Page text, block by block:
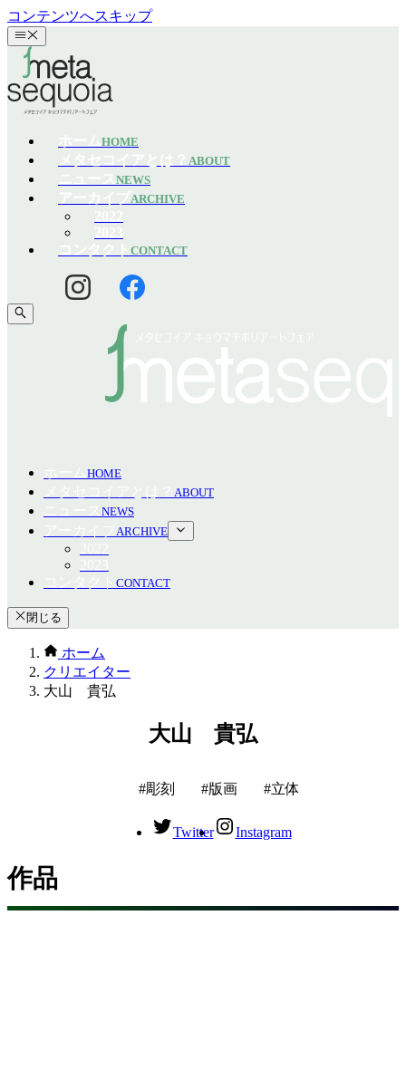
コンテンツへスキップ
HOME
ABOUT
NEWS
ARCHIVE
CONTACT
HOME
ABOUT
NEWS
ARCHIVE
CONTACT
閉じる
ホーム
クリエイター
大山 貴弘
大山 貴弘
彫刻 版画 立体
Twitter Instagram
作品